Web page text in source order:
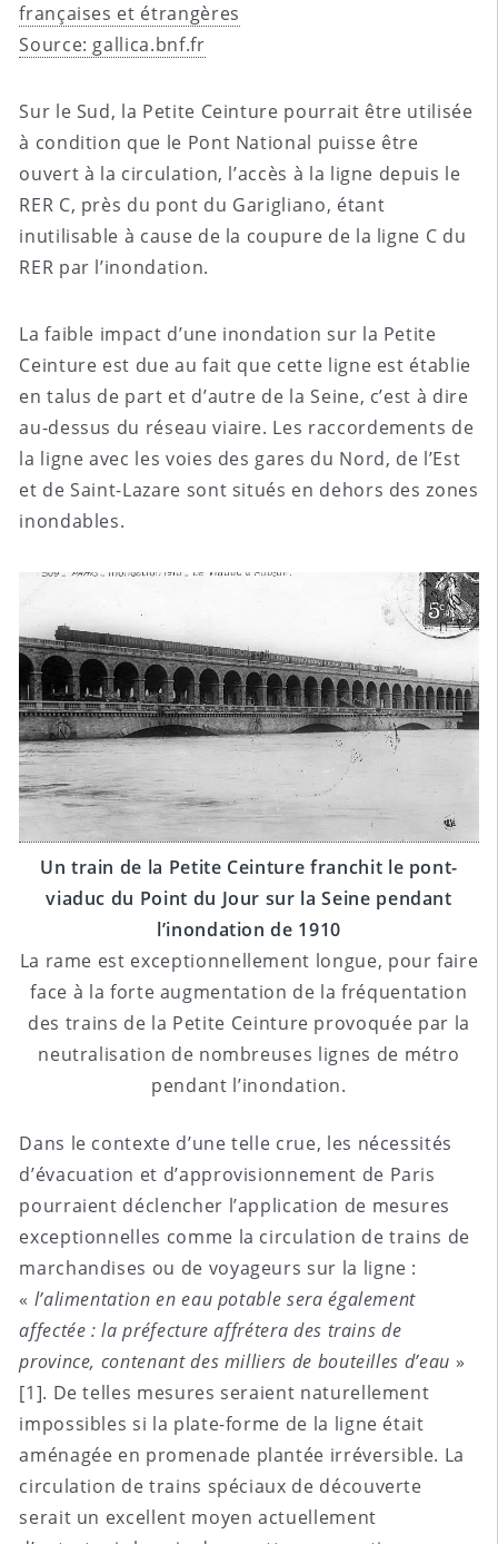
françaises et étrangères
Source: gallica.bnf.fr
Sur le Sud, la Petite Ceinture pourrait être utilisée
à condition que le Pont National puisse être
ouvert à la circulation, l’accès à la ligne depuis le
RER C, près du pont du Garigliano, étant
inutilisable à cause de la coupure de la ligne C du
RER par l’inondation.
La faible impact d’une inondation sur la Petite
Ceinture est due au fait que cette ligne est établie
en talus de part et d’autre de la Seine, c’est à dire
au-dessus du réseau viaire. Les raccordements de
la ligne avec les voies des gares du Nord, de l’Est
et de Saint-Lazare sont situés en dehors des zones
inondables.
Un train de la Petite Ceinture franchit le pont-
viaduc du Point du Jour sur la Seine pendant
l’inondation de 1910
La rame est exceptionnellement longue, pour faire
face à la forte augmentation de la fréquentation
des trains de la Petite Ceinture provoquée par la
neutralisation de nombreuses lignes de métro
pendant l’inondation.
Dans le contexte d’une telle crue, les nécessités
d’évacuation et d’approvisionnement de Paris
pourraient déclencher l’application de mesures
exceptionnelles comme la circulation de trains de
marchandises ou de voyageurs sur la ligne :
« l’alimentation en eau potable sera également
affectée : la préfecture affrétera des trains de
province, contenant des milliers de bouteilles d’eau »
[1]. De telles mesures seraient naturellement
impossibles si la plate-forme de la ligne était
aménagée en promenade plantée irréversible. La
circulation de trains spéciaux de découverte
serait un excellent moyen actuellement